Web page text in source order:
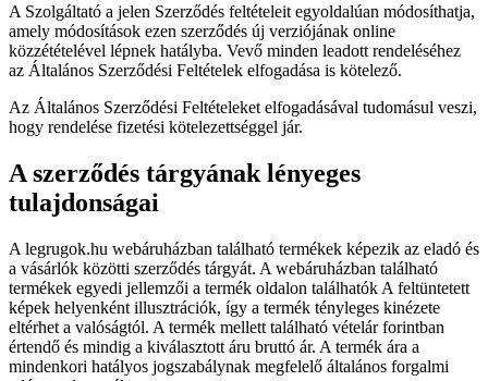
A Szolgáltató a jelen Szerződés feltételeit egyoldalúan módosíthatja,
amely módosítások ezen szerződés új verziójának online
közzétételével lépnek hatályba. Vevő minden leadott rendeléséhez
az Általános Szerződési Feltételek elfogadása is kötelező.
Az Általános Szerződési Feltételeket elfogadásával tudomásul veszi,
hogy rendelése fizetési kötelezettséggel jár.
A szerződés tárgyának lényeges
tulajdonságai
A legrugok.hu webáruházban található termékek képezik az eladó és
a vásárlók közötti szerződés tárgyát. A webáruházban található
termékek egyedi jellemzői a termék oldalon találhatók A feltüntetett
képek helyenként illusztrációk, így a termék tényleges kinézete
eltérhet a valóságtól. A termék mellett található vételár forintban
értendő és mindig a kiválasztott áru bruttó ár. A termék ára a
mindenkori hatályos jogszabálynak megfelelő általános forgalmi